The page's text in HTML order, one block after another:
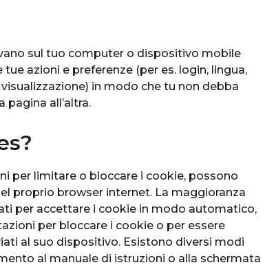
sul tuo computer o dispositivo mobile
azioni e preferenze (per es. login, lingua,
in modo che tu non debba
pagina all’altra.
per limitare o bloccare i cookie, possono
proprio browser internet. La maggioranza
per accettare i cookie in modo automatico,
per bloccare i cookie o per essere
al suo dispositivo. Esistono diversi modi
al manuale di istruzioni o alla schermata